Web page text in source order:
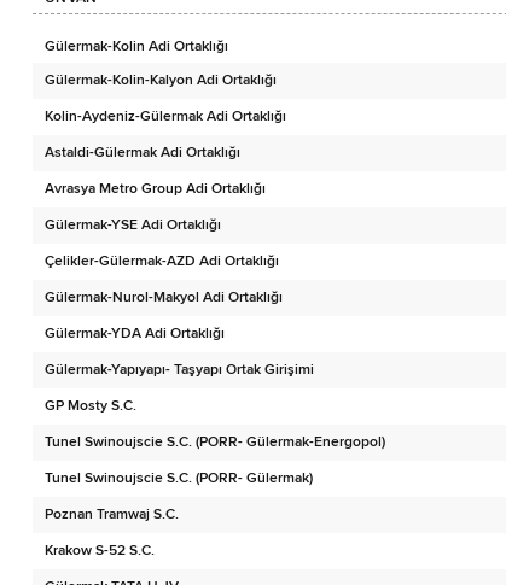
Gülermak-Kolin Adi Ortaklığı
Gülermak-Kolin-Kalyon Adi Ortaklığı
Kolin-Aydeniz-Gülermak Adi Ortaklığı
Astaldi-Gülermak Adi Ortaklığı
Avrasya Metro Group Adi Ortaklığı
Gülermak-YSE Adi Ortaklığı
Çelikler-Gülermak-AZD Adi Ortaklığı
Gülermak-Nurol-Makyol Adi Ortaklığı
Gülermak-YDA Adi Ortaklığı
Gülermak-Yapıyapı- Taşyapı Ortak Girişimi
GP Mosty S.C.
Tunel Swinoujscie S.C. (PORR- Gülermak-Energopol)
Tunel Swinoujscie S.C. (PORR- Gülermak)
Poznan Tramwaj S.C.
Krakow S-52 S.C.